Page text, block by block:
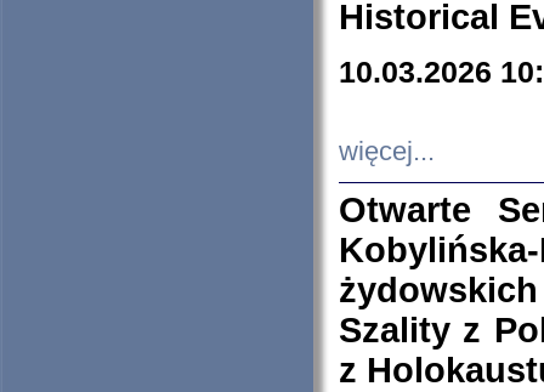
Historical
10.03.2026
więcej...
Otwarte
Szality z
z